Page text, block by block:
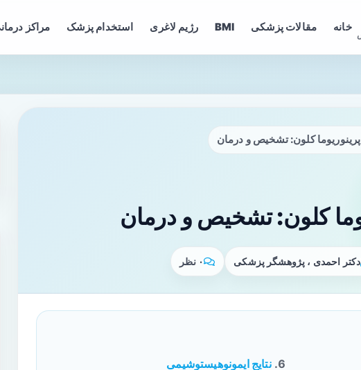
خانه مقالات پزشکی BMI رژیم لاغری استخدام پزشک مراکز
پرینوریوما کلون: تشخیص و درمان
کلون: تشخیص و درمان
دکتر احمدی ، پژوهشگر پزشکی ۰ نظر
نتایج ایمونوهیستوشیمی